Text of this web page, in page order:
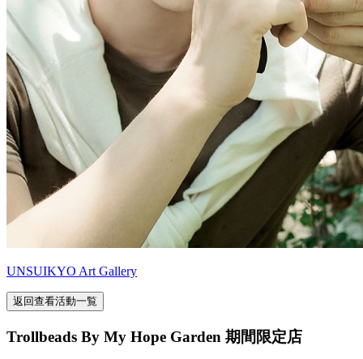
UNSUIKYO Art Gallery
返回查看活動一覧
Trollbeads By My Hope Garden 期間限定店